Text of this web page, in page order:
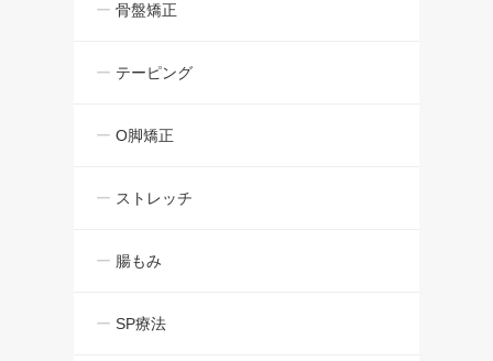
骨盤矯正
テーピング
O脚矯正
ストレッチ
腸もみ
SP療法